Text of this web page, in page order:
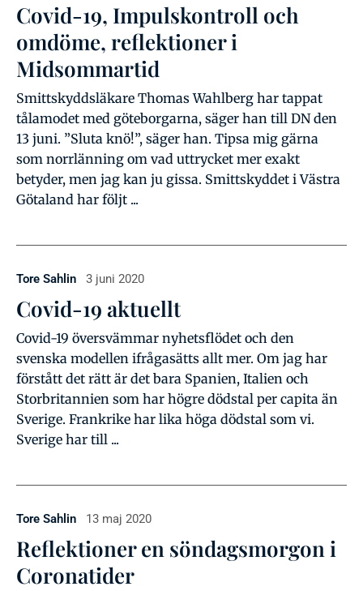
Covid-19, Impulskontroll och
omdöme, reflektioner i
Midsommartid
Smittskyddsläkare Thomas Wahlberg har tappat
tålamodet med göteborgarna, säger han till DN den
13 juni. ”Sluta knö!”, säger han. Tipsa mig gärna
som norrlänning om vad uttrycket mer exakt
betyder, men jag kan ju gissa. Smittskyddet i Västra
Götaland har följt ...
Tore Sahlin 3 juni 2020
Covid-19 aktuellt
Covid-19 översvämmar nyhetsflödet och den
svenska modellen ifrågasätts allt mer. Om jag har
förstått det rätt är det bara Spanien, Italien och
Storbritannien som har högre dödstal per capita än
Sverige. Frankrike har lika höga dödstal som vi.
Sverige har till ...
Tore Sahlin 13 maj 2020
Reflektioner en söndagsmorgon i
Coronatider